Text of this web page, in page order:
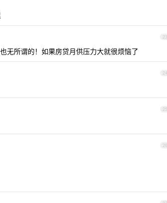
23
无所谓的！如果房贷月供压力大就很烦恼了
24
25
26